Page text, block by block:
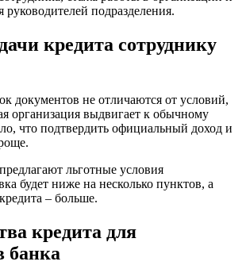
подразделения.
кредита сотруднику
документов не отличаются от условий,
организация выдвигает к обычному
что подтвердить официальный доход и
льготные условия
будет ниже на несколько пунктов, а
– больше.
кредита для
банка